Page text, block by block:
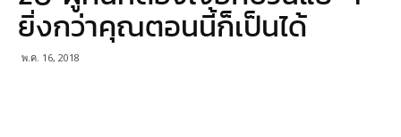
ยิ่งกว่าคุณตอนนี้ก็เป็นได้
พ.ค. 16, 2018